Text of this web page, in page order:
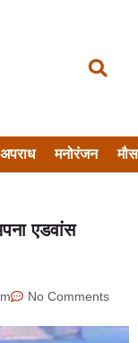
अपराध मनोरंजन
एडवांस
No Comments